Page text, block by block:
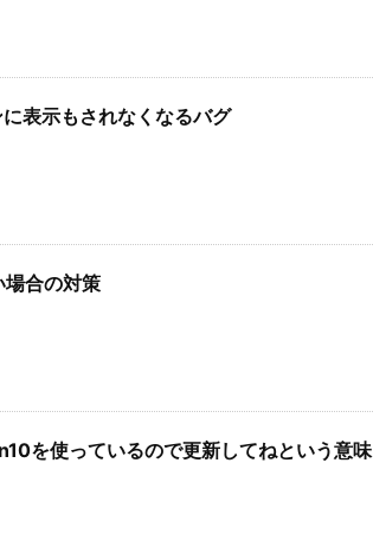
表示もされなくなるバグ
合の対策
を使っているので更新してねという意味